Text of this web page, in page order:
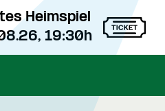
Heimspiel
19:30h